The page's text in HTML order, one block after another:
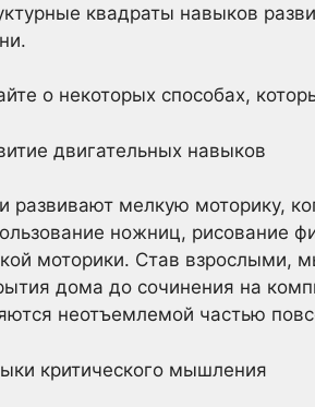
квадраты навыков
о некоторых способах,
двигательных навыков
развивают мелкую моторику,
ножниц, рисование
моторики. Став взрослыми,
дома до сочинения на
неотъемлемой частью
критического мышления